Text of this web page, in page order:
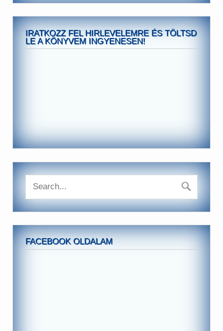
IRATKOZZ FEL HIRLEVELEMRE ÉS TÖLTSD
LE A KÖNYVEM INGYENESEN!
FACEBOOK OLDALAM